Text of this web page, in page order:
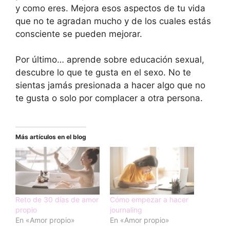
y como eres. Mejora esos aspectos de tu vida
que no te agradan mucho y de los cuales estás
consciente se pueden mejorar.
Por último… aprende sobre educación sexual,
descubre lo que te gusta en el sexo. No te
sientas jamás presionada a hacer algo que no
te gusta o solo por complacer a otra persona.
Más artículos en el blog
Reto de 30 días de amor
propio
En «Amor propio»
Cómo empezar a hacer
journaling
En «Amor propio»